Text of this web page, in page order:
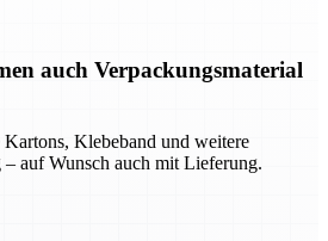
auch Verpackungsmaterial
Klebeband und weitere
auf Wunsch auch mit Lieferung.